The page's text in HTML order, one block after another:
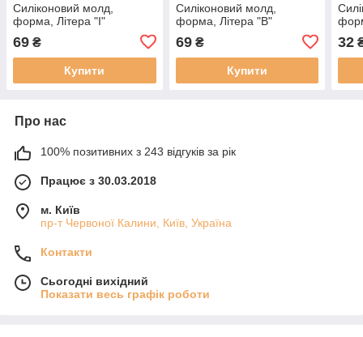
Силіконовий молд,
форма, Літера "I"
69 ₴
Купити
Силіконовий молд,
форма, Літера "B"
69₴
Купити
32
Про нас
100% позитивних з 243 відгуків за рік
Працює з 30.03.2018
м. Київ
пр-т Червоної Калини, Київ, Україна
Контакти
Сьогодні вихідний
Показати весь графік роботи